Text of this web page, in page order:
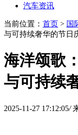
汽车资讯
当前位置： 首页 > 国
与可持续奢华的节日
海洋颂歌
与可持续
2025-11-27 17:12:05/